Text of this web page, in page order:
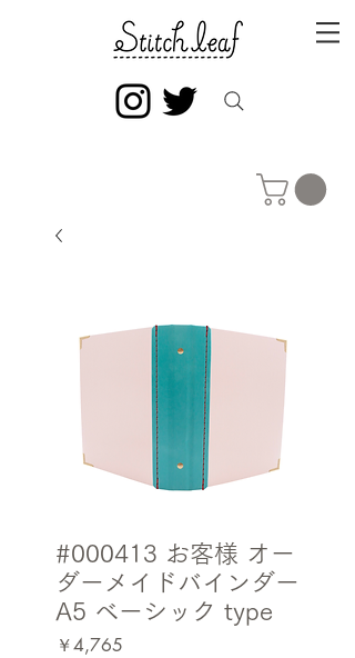
#000413 お客様 オー
ダーメイドバインダー
A5 ベーシック type
￥4,765